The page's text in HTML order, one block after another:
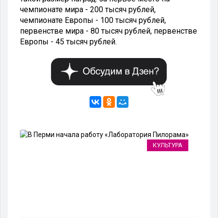
чемпионате мира - 200 тысяч рублей,
чемпионате Европы - 100 тысяч рублей,
первенстве мира - 80 тысяч рублей, первенстве
Европы - 45 тысяч рублей.
КУЛЬТУРА